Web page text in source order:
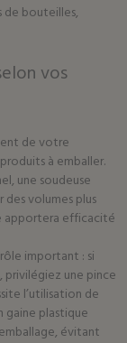
de bouteilles,
vos
de votre
à emballer.
une soudeuse
volumes plus
apportera efficacité
important : si
privilégiez une pince
l’utilisation de
gaine plastique
évitant